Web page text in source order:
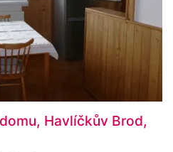
Havlíčkův Brod,